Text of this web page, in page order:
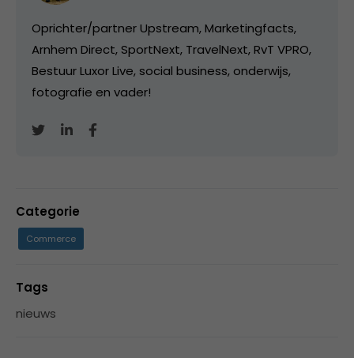
Oprichter/partner Upstream, Marketingfacts,
Arnhem Direct, SportNext, TravelNext, RvT VPRO,
Bestuur Luxor Live, social business, onderwijs,
fotografie en vader!
Categorie
Commerce
Tags
nieuws